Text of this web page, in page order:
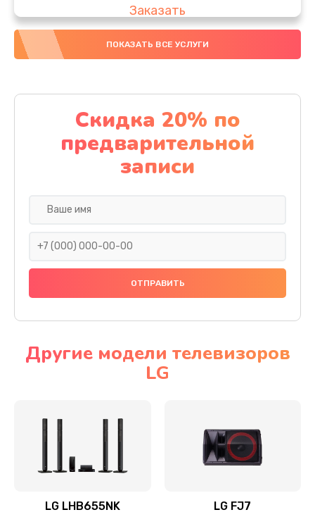
Заказать
Комплексная чистка
Заказать
Замена дисплея (экрана)
2000 руб.
Заказать
Ремонт платы электроники
Прошивка
Ремонт механики привода
Ремонт / замена кнопок, клавиш, индикаторов,
ПОКАЗАТЬ ВСЕ УСЛУГИ
Скидка 20% по
предварительной
записи
Другие модели телевизоров
LG
LG LHB655NK LG FJ7